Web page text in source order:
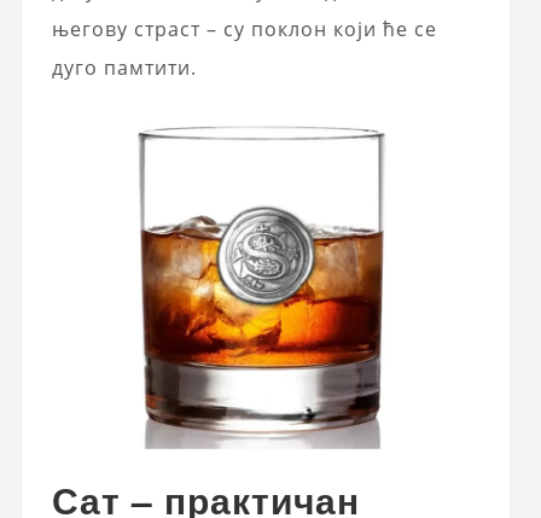
његову страст – су поклон који ће се
дуго памтити.
Сат – практичан